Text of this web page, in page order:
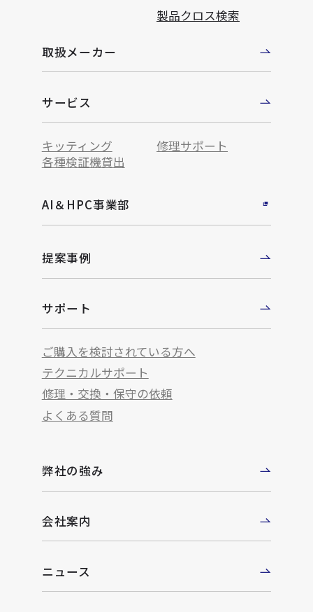
製品クロス検索
取扱メーカー
サービス
キッティング
修理サポート
各種検証機貸出
AI＆HPC事業部
提案事例
サポート
ご購入を検討されている方へ
テクニカルサポート
修理・交換・保守の依頼
よくある質問
弊社の強み
会社案内
ニュース